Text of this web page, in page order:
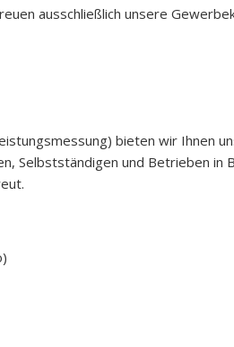
ausschließlich unsere
bieten wir Ihnen
Selbstständigen und Betrieben in